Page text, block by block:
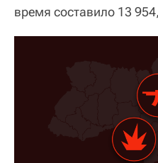
время составило 13